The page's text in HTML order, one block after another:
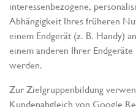
interessenbezogene,
Abhängigkeit Ihres früheren
einem Endgerät (z. B. Handy)
einem anderen Ihrer
werden.
Zur Zielgruppenbildung
Kundenabgleich von Google